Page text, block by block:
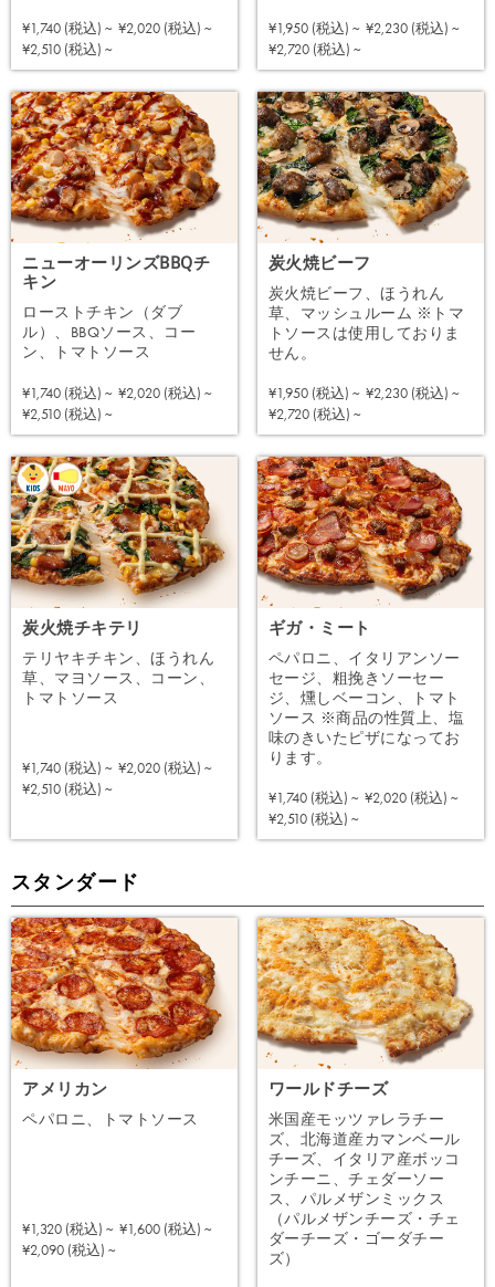
¥1,740 (税込) ~ ¥2,020 (税込) ~
¥2,510 (税込) ~
¥1,950 (税込) ~ ¥2,230 (税込) ~
¥2,720 (税込) ~
ニューオーリンズBBQチ
キン
ローストチキン（ダブ
ル）、BBQソース、コー
ン、トマトソース
¥1,740 (税込) ~ ¥2,020 (税込) ~
¥2,510 (税込) ~
炭火焼ビーフ
炭火焼ビーフ、ほうれん
草、マッシュルーム ※トマ
トソースは使用しておりま
せん。
¥1,950 (税込) ~ ¥2,230 (税込) ~
¥2,720 (税込) ~
炭火焼チキテリ
テリヤキチキン、ほうれん
草、マヨソース、コーン、
トマトソース
¥1,740 (税込) ~ ¥2,020 (税込) ~
¥2,510 (税込) ~
ギガ・ミート
ペパロニ、イタリアンソー
セージ、粗挽きソーセー
ジ、燻しベーコン、トマト
ソース ※商品の性質上、塩
味のきいたピザになってお
ります。
¥1,740 (税込) ~ ¥2,020 (税込) ~
¥2,510 (税込) ~
スタンダード
アメリカン
ペパロニ、トマトソース
¥1,320 (税込) ~ ¥1,600 (税込) ~
¥2,090 (税込) ~
ワールドチーズ
米国産モッツァレラチー
ズ、北海道産カマンベール
チーズ、イタリア産ボッコ
ンチーニ、チェダーソー
ス、パルメザンミックス
（パルメザンチーズ・チェ
ダーチーズ・ゴーダチー
ズ）